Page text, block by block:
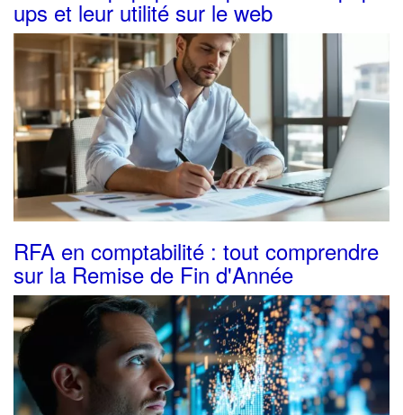
ups et leur utilité sur le web
RFA en comptabilité : tout comprendre
sur la Remise de Fin d'Année